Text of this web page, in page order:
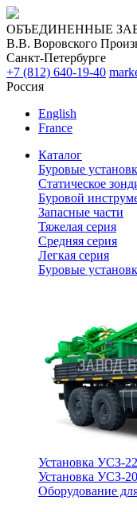
ОБЪЕДИНЕННЫЕ
В.В. Воровского
Санкт-Петербурге
+7 (812) 640-19-40
Россия
English
France
Каталог
Буровые
Статическое
Буровой
Запасные части
Тяжелая серия
Средняя серия
Легкая серия
Буровые
Установка УСЗ-
Установка УСЗ-
Оборудование